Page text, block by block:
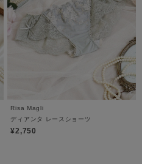
Risa Magli
ディアンタ レースショーツ
¥2,750